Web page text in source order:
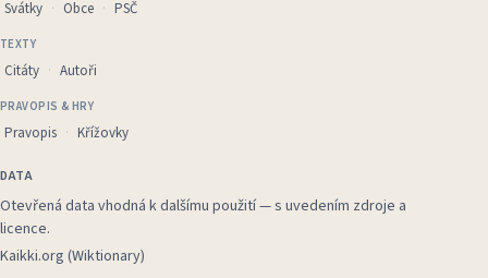
Svátky Obce PSČ
TEXTY
Citáty Autoři
PRAVOPIS & HRY
Pravopis Křížovky
DATA
Otevřená data vhodná k dalšímu použití — s uvedením zdroje a
licence.
Kaikki.org (Wiktionary)